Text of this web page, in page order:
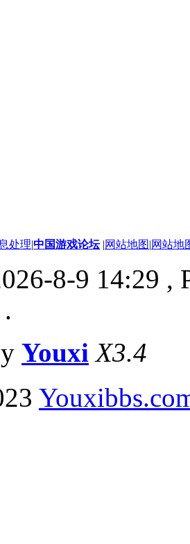
处理|中国游戏论坛 |网站地图|网站地
8-9 14:29 ,
Youxi X3.4